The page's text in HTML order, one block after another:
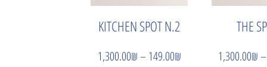
THE
–
1,300.00₪
KITCHEN SPOT N.2
149.00₪
–
1,300.00₪